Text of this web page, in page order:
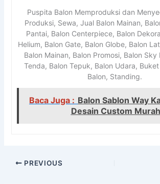
Puspita Balon Memproduksi dan
Produksi, Sewa, Jual Balon Mainan,
Pantai, Balon Centerpiece, Balon
Helium, Balon Gate, Balon Globe, Balon
Balon Mainan, Balon Promosi, Balon Sky
Tenda, Balon Tepuk, Balon Udara,
Balon, Standing.
Baca Juga : Balon Sablon Way
Desain Custom Murah
PREVIOUS